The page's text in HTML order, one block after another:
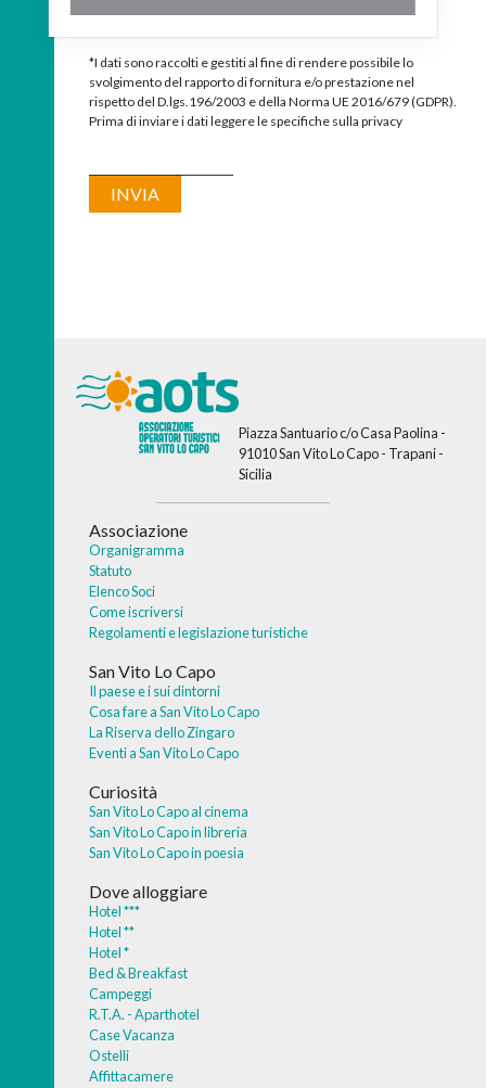
Accetto*
*I dati sono raccolti e gestiti al fine di rendere possibile lo
svolgimento del rapporto di fornitura e/o prestazione nel
rispetto del D.lgs.196/2003 e della Norma UE 2016/679 (GDPR).
Prima di inviare i dati leggere le specifiche sulla privacy
Piazza Santuario c/o Casa Paolina -
91010 San Vito Lo Capo - Trapani -
Sicilia
Associazione
Organigramma
Statuto
Elenco Soci
Come iscriversi
Regolamenti e legislazione turistiche
San Vito Lo Capo
Il paese e i sui dintorni
Cosa fare a San Vito Lo Capo
La Riserva dello Zingaro
Eventi a San Vito Lo Capo
Curiosità
San Vito Lo Capo al cinema
San Vito Lo Capo in libreria
San Vito Lo Capo in poesia
Dove alloggiare
Hotel ***
Hotel **
Hotel *
Bed & Breakfast
Campeggi
R.T.A. - Aparthotel
Case Vacanza
Ostelli
Affittacamere